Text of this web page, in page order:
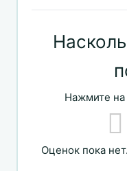
Нажмите на
Оценок пока